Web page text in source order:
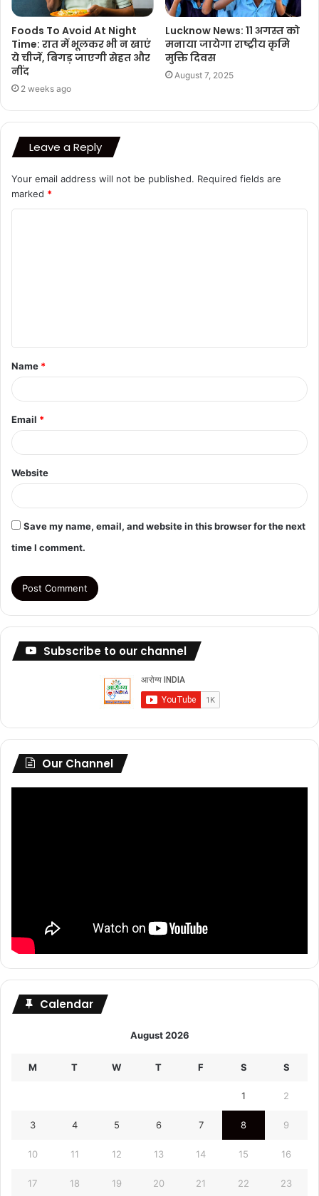
Foods To Avoid At Night
Time: रात में भूलकर भी न खाएं
ये चीजें, बिगड़ जाएगी सेहत और
नींद
2 weeks ago
Lucknow News: 11 अगस्त को
मनाया जायेगा राष्ट्रीय कृमि
मुक्ति दिवस
August 7, 2025
Leave a Reply
Your email address will not be published. Required fields are
marked *
t
*
Name *
Email *
Website
Save my name, email, and website in this browser for the next
time I comment.
Subscribe to our channel
Our Channel
Calendar
August 2026
M T W T F S S
1 2
3 4 5 6 7 8 9
10 11 12 13 14 15 16
17 18 19 20 21 22 23